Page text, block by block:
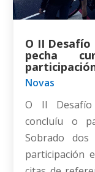
O II Desafío
pecha
Novas
O II Desafío
concluíu o
Sobrado
participación